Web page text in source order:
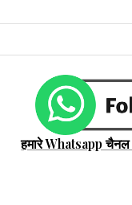
हमारे Whatsapp